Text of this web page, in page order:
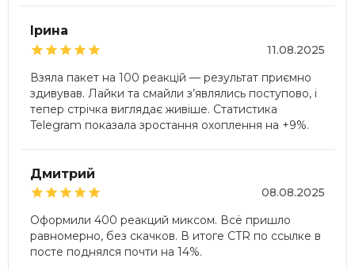
Ірина

11.08.2025
Взяла пакет на 100 реакцій — результат приємно
здивував. Лайки та смайли з’являлись поступово, і
тепер стрічка виглядає живіше. Статистика
Telegram показала зростання охоплення на +9%.
Дмитрий

08.08.2025
Оформили 400 реакций миксом. Всё пришло
равномерно, без скачков. В итоге CTR по ссылке в
посте поднялся почти на 14%.